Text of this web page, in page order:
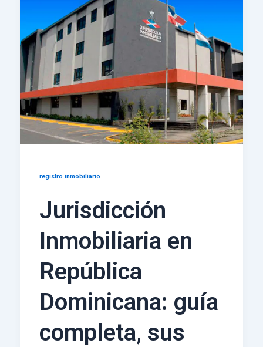
registro inmobiliario
Jurisdicción
Inmobiliaria en
República
Dominicana: guía
completa, sus